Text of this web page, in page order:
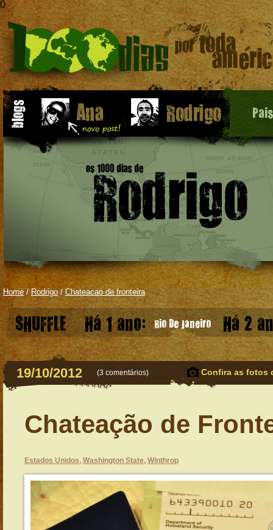
0
Home/ Rodrigo /Chateacao de fronteira
SHUFFLE Há 1 ano: Rio De Janeiro Há 2
19/10/2012 (3 comentários) Confira as fotos
Chateação de
Estados Unidos, Washington State, Winthrop